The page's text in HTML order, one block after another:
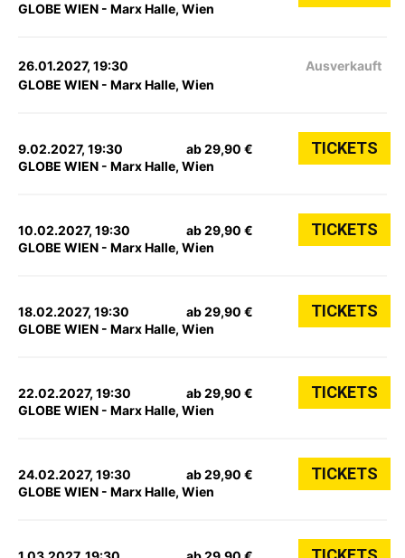
GLOBE WIEN - Marx Halle, Wien
26.01.2027, 19:30
GLOBE WIEN - Marx Halle, Wien
Ausverkauft
9.02.2027, 19:30
GLOBE WIEN - Marx Halle, Wien
ab 29,90 € TICKETS
10.02.2027, 19:30
GLOBE WIEN - Marx Halle, Wien
ab 29,90 € TICKETS
18.02.2027, 19:30
GLOBE WIEN - Marx Halle, Wien
ab 29,90 € TICKETS
22.02.2027, 19:30
GLOBE WIEN - Marx Halle, Wien
ab 29,90 € TICKETS
24.02.2027, 19:30
GLOBE WIEN - Marx Halle, Wien
ab 29,90 € TICKETS